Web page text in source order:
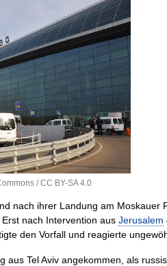
/CC BY-SA 4.0
nach ihrer Landung am Moskauer
nach Intervention ausJerusalem
den Vorfall und reagierte
aus Tel Aviv angekommen, als